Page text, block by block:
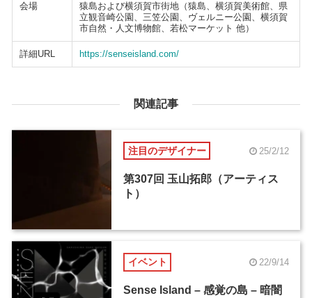
会場
猿島および横須賀市街地（猿島、横須賀美術館、県
立観音崎公園、三笠公園、ヴェルニー公園、横須賀
市自然・人文博物館、若松マーケット 他）
詳細URL https://senseisland.com/
関連記事
注目のデザイナー 25/2/12
第307回 玉山拓郎（アーティス
ト）
イベント 22/9/14
Sense Island – 感覚の島 – 暗闇